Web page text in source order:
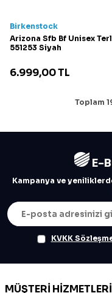
Birkenstock
Arizona Sfb Bf Unisex
551253 Siyah
6.999,00TL
Toplam
E-
Kampanya ve
KVKK
MÜŞTERI HIZMETLERI